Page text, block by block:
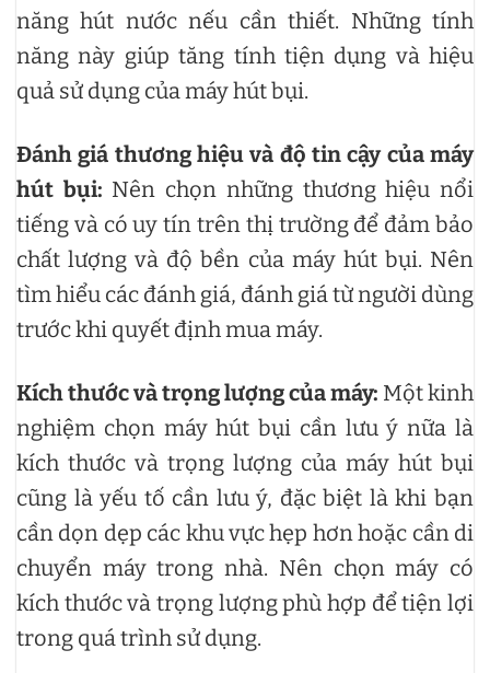
năng hút nước nếu cần thiết. Những tính
năng này giúp tăng tính tiện dụng và hiệu
quả sử dụng của máy hút bụi.
Đánh giá thương hiệu và độ tin cậy của máy
hút bụi: Nên chọn những thương hiệu nổi
tiếng và có uy tín trên thị trường để đảm bảo
chất lượng và độ bền của máy hút bụi. Nên
tìm hiểu các đánh giá, đánh giá từ người dùng
trước khi quyết định mua máy.
Kích thước và trọng lượng của máy: Một kinh
nghiệm chọn máy hút bụi cần lưu ý nữa là
kích thước và trọng lượng của máy hút bụi
cũng là yếu tố cần lưu ý, đặc biệt là khi bạn
cần dọn dẹp các khu vực hẹp hơn hoặc cần di
chuyển máy trong nhà. Nên chọn máy có
kích thước và trọng lượng phù hợp để tiện lợi
trong quá trình sử dụng.